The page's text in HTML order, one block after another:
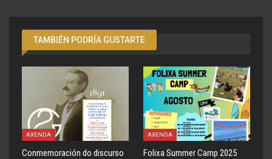
TAMBIÉN PODRÍA GUSTARTE
AXENDA
Conmemoración do discurso
AXENDA
Folixa Summer Camp 2025